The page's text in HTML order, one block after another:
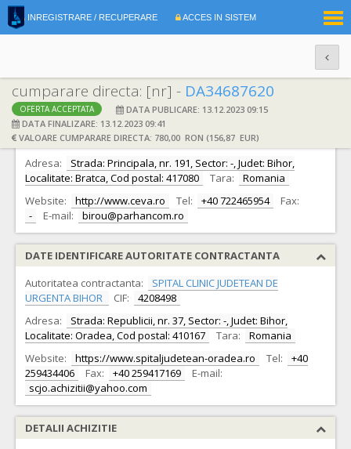
INREGISTRARE / RECUPERARE ACCES IN SISTEM
cumparare directa: [nr] - DA34687620
OFERTA ACCEPTATA
DATA PUBLICARE: 13.12.2023 09:15
DATA FINALIZARE: 13.12.2023 09:41
VALOARE CUMPARARE DIRECTA: 780,00 RON (156,87 EUR)
DATE IDENTIFICARE OFERTANT
Ofertant: S.C. PARHAN COM S.R.L. CIF: 4491776
Adresa:
Strada: Principala, nr. 191, Sector: -, Judet: Bihor,
Localitate: Bratca, Cod postal: 417080
Tara:
Romania
Website:
http://www.ceva.ro Tel: +40 722465954
Fax:
-
E-mail: birou@parhancom.ro
DATE IDENTIFICARE AUTORITATE CONTRACTANTA
Autoritatea contractanta:
SPITAL CLINIC JUDETEAN DE
URGENTA BIHOR
CIF:
4208498
Adresa:
Strada: Republicii, nr. 37, Sector: -, Judet: Bihor,
Localitate: Oradea, Cod postal: 410167
Tara:
Romania
Website:
https://www.spitaljudetean-oradea.ro Tel:
+40
259434406
Fax: +40 259417169
E-mail:
scjo.achizitii@yahoo.com
DETALII ACHIZITIE